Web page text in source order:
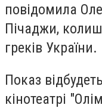
повідомила
Пічаджи,
греків України.
Показ
кінотеатрі